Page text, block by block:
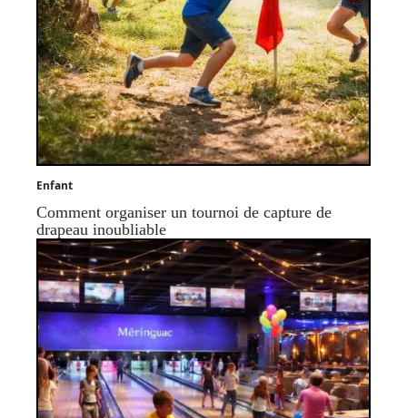
Enfant
Comment organiser un tournoi de capture de
drapeau inoubliable